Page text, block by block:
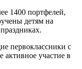
1400 портфелей,
детям на
первоклассники с
участие в